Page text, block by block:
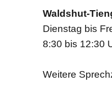
Waldshut-
Dienstag bis
8:30 bis 12:30
Weitere